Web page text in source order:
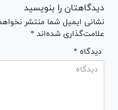
دیدگاهتان را بنویسید
نشانی ایمیل شما منتشر
علامت‌گذاری شده‌اند *
* دیدگاه